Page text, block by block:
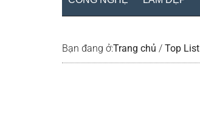
Bạn đang ở:Trang chủ / Top List